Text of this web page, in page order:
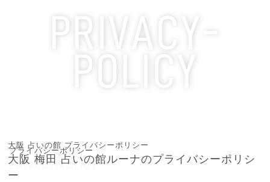
大阪 占いの館 プライバシーポリシー
大阪 梅田 占いの館ルーナのプライバシーポリシ
ー
PRIVACY-
POLICY
プライバシーポリシー
PRIVACY-POLICY